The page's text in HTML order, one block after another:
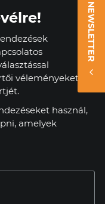
NEWSLETTER
véleményeket.
használ,
amelyek